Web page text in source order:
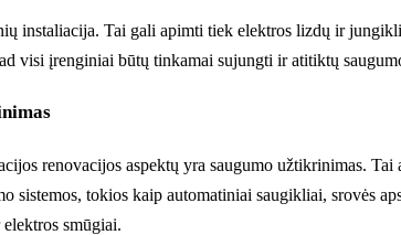
instaliacija. Tai gali apimti tiek elektros lizdų ir
visi įrenginiai būtų tinkamai sujungti ir atitiktų
renovacijos aspektų yra saugumo užtikrinimas.
sistemos, tokios kaip automatiniai saugikliai, srovės
smūgiai.